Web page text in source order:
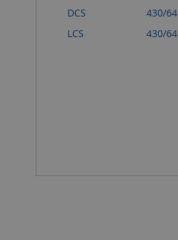
DCS
LCS
430/64
430/64